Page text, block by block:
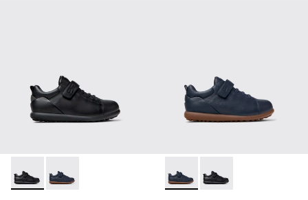
Pelotas - K800316-003 - Zapatos negros de piel y textil para
Pelotas - K800316-004 - Zapatos azules de piel y
Pelotas - K800316-004 -
Pelotas - K800316-